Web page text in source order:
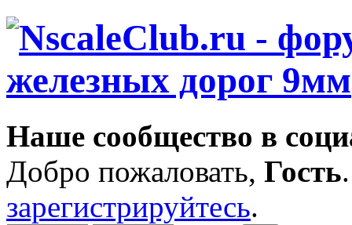
Наше сообщество в
Добро пожаловать, Гость
зарегистрируйтесь.